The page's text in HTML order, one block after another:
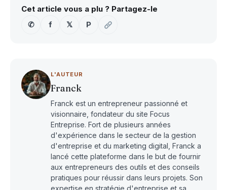
Cet article vous a plu ? Partagez-le
✆
f 𝕏 P
L'AUTEUR
Franck
Franck est un entrepreneur passionné et
visionnaire, fondateur du site Focus
Entreprise. Fort de plusieurs années
d'expérience dans le secteur de la gestion
d'entreprise et du marketing digital, Franck a
lancé cette plateforme dans le but de fournir
aux entrepreneurs des outils et des conseils
pratiques pour réussir dans leurs projets. Son
expertise en stratégie d'entreprise et sa